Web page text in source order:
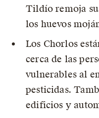
Tildío remoja
los huevos
Los Chorlos
cerca de las
vulnerables al
pesticidas.
edificios y